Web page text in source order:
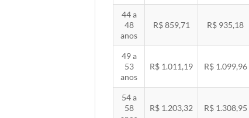
44 a
48
anos
R$ 859,71 R$ 935,18
49 a
53
anos
R$ 1.011,19 R$ 1.099,96
54 a
58
R$ 1.203,32 R$ 1.308,95